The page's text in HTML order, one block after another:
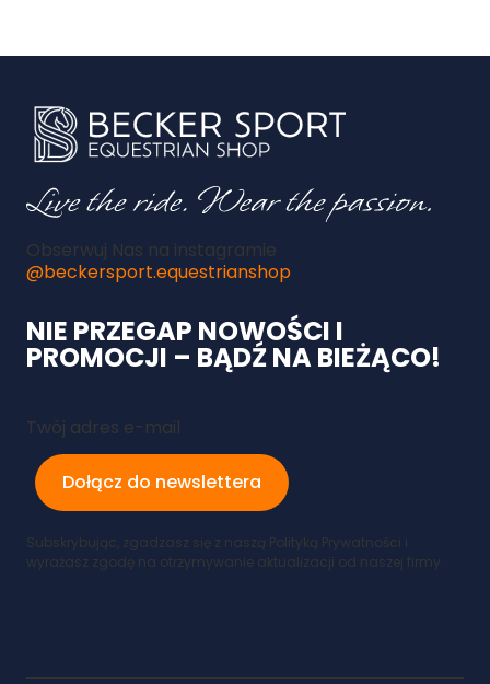
Obserwuj Nas na instagramie
@beckersport.equestrianshop
NIE PRZEGAP NOWOŚCI I
PROMOCJI – BĄDŹ NA BIEŻĄCO!
Twój adres e-mail
Dołącz do newslettera
Subskrybując, zgadzasz się z naszą Polityką Prywatności i
wyrażasz zgodę na otrzymywanie aktualizacji od naszej firmy.